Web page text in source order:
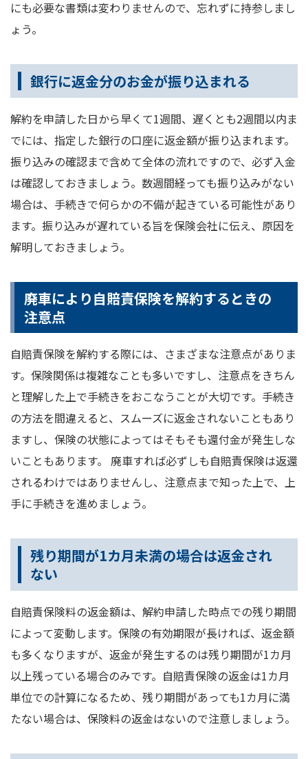
にも必要な書類は変わりませんので、忘れずに持参しまし
ょう。
銀行に返金分のお金が振り込まれる
解約を申請した日から早くて1週間、遅くとも2週間以内ま
でには、指定した銀行の口座に返金額が振り込まれます。
振り込みの確認まで含めて全体の流れですので、必ず入金
は確認しておきましょう。数週間経っても振り込みがない
場合は、手続きで何らかの不備が起きている可能性があり
ます。振り込みが遅れている旨を保険会社に伝え、原因を
解明しておきましょう。
廃車により自賠責保険を解約するときの
注意点
自賠責保険を解約する際には、さまざまな注意点がありま
す。保険関係は複雑なことも多いですし、注意点をきちん
と理解した上で手続きをおこなうことが大切です。手続き
の方法を間違えると、スムーズに返金されないこともあり
ますし、保険の状態によってはそもそも還付金が発生しな
いこともあります。 廃車すれば必ずしも自賠責保険は返還
されるわけではありませんし、注意点まで知った上で、上
手に手続きを進めましょう。
残り期間が1カ月未満の場合は返金され
ない
自賠責保険料の返金額は、解約申請した時点での残り期間
によって変動します。保険の有効期限が長ければ、返金額
も多くなりますが、返金が発生するのは残り期間が1カ月
以上残っている場合のみです。自賠責保険の返金は1カ月
単位での計算になるため、残り期間があっても1カ月に満
たない場合は、保険料の返金はないので注意しましょう。